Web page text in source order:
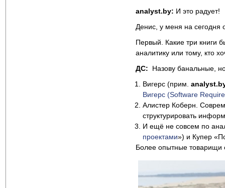
analyst.by: И это радует!
Денис, у меня на сегодня
Первый. Какие три книги
аналитику или тому, кто
ДС: Назову банальные,
Вигерс (прим. analyst
Вигерс (Software
Алистер Коберн.
структурировать
И ещё не совсем по
проектами») и Купер
Более опытные товарищи